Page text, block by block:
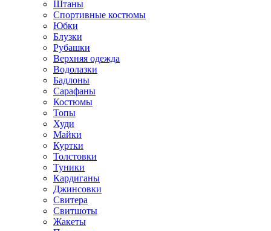
Штаны
Спортивные костюмы
Юбки
Блузки
Рубашки
Верхняя одежда
Водолазки
Бадлоны
Сарафаны
Костюмы
Топы
Худи
Майки
Куртки
Толстовки
Туники
Кардиганы
Джинсовки
Свитера
Свитшоты
Жакеты